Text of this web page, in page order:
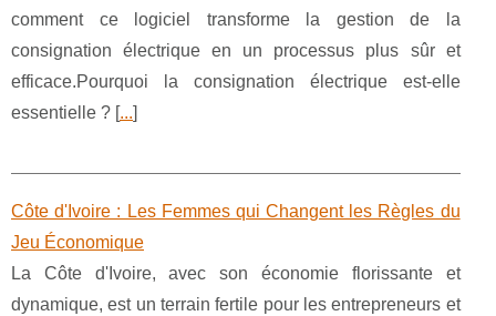
comment ce logiciel transforme la gestion de la
consignation électrique en un processus plus sûr et
efficace.Pourquoi la consignation électrique est-elle
essentielle ? [...]
Côte d'Ivoire : Les Femmes qui Changent les Règles du
Jeu Économique
La Côte d'Ivoire, avec son économie florissante et
dynamique, est un terrain fertile pour les entrepreneurs et